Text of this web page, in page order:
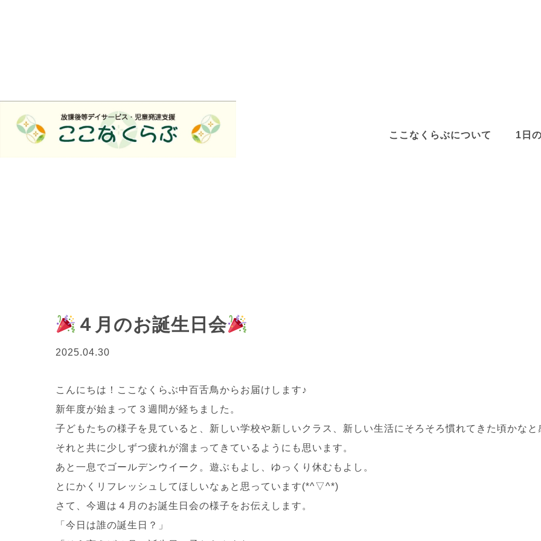
ここなくらぶについて 1日
４月のお誕生日会
2025.04.30
こんにちは！ここなくらぶ中百舌鳥からお届けします♪
新年度が始まって３週間が経ちました。
子どもたちの様子を見ていると、新しい学校や新しいクラス、新しい生活にそろそろ慣れてきた頃かなと
それと共に少しずつ疲れが溜まってきているようにも思います。
あと一息でゴールデンウイーク。遊ぶもよし、ゆっくり休むもよし。
とにかくリフレッシュしてほしいなぁと思っています(*^▽^*)
さて、今週は４月のお誕生日会の様子をお伝えします。
「今日は誰の誕生日？」